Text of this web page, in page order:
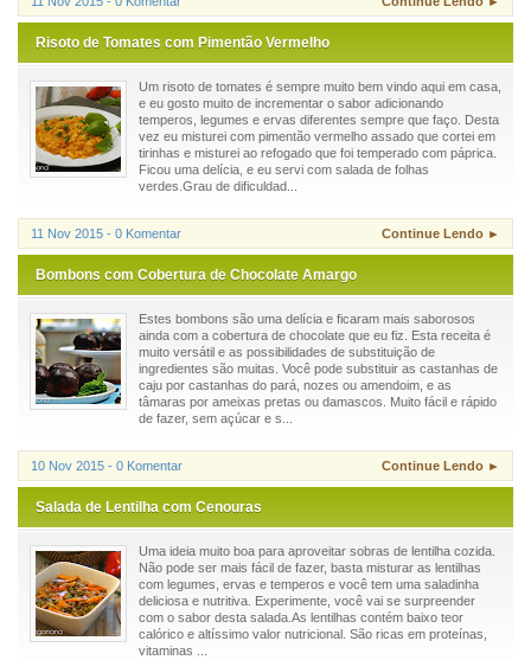
Risoto de Tomates com Pimentão Vermelho
Um risoto de tomates é sempre muito bem vindo aqui em casa,
e eu gosto muito de incrementar o sabor adicionando
temperos, legumes e ervas diferentes sempre que faço. Desta
vez eu misturei com pimentão vermelho assado que cortei em
tirinhas e misturei ao refogado que foi temperado com páprica.
Ficou uma delícia, e eu servi com salada de folhas
verdes.Grau de dificuldad...
11 Nov 2015 - 0 Komentar Continue Lendo ►
Bombons com Cobertura de Chocolate Amargo
Estes bombons são uma delícia e ficaram mais saborosos
ainda com a cobertura de chocolate que eu fiz. Esta receita é
muito versátil e as possibilidades de substituição de
ingredientes são muitas. Você pode substituir as castanhas de
caju por castanhas do pará, nozes ou amendoim, e as
tâmaras por ameixas pretas ou damascos. Muito fácil e rápido
de fazer, sem açúcar e s...
10 Nov 2015 - 0 Komentar Continue Lendo ►
Salada de Lentilha com Cenouras
Uma ideia muito boa para aproveitar sobras de lentilha cozida.
Não pode ser mais fácil de fazer, basta misturar as lentilhas
com legumes, ervas e temperos e você tem uma saladinha
deliciosa e nutritiva. Experimente, você vai se surpreender
com o sabor desta salada.As lentilhas contém baixo teor
calórico e altíssimo valor nutricional. São ricas em proteínas,
vitaminas ...